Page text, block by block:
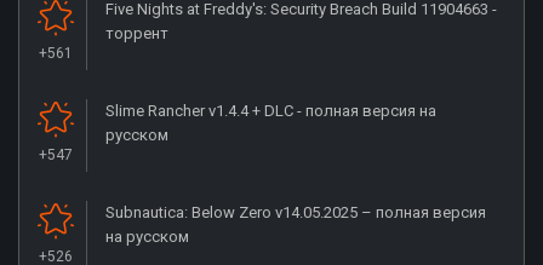
+561
Five Nights at Freddy's: Security Breach Build 11904663 -
торрент
+547
Slime Rancher v1.4.4 + DLC - полная версия на
русском
+526
Subnautica: Below Zero v14.05.2025 – полная версия
на русском